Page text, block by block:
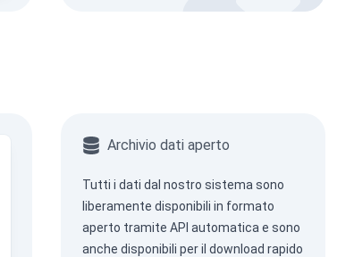
Archivio dati aperto
Tutti i dati dal nostro sistema sono
liberamente disponibili in formato
aperto tramite API automatica e sono
anche disponibili per il download rapido